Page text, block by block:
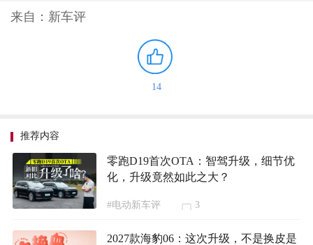
来自：新车评
14
推荐内容
零跑D19首次OTA：智驾升级，细节优
化，升级竟然如此之大？
#电动新车评 3
2027款海豹06：这次升级，不是换皮是